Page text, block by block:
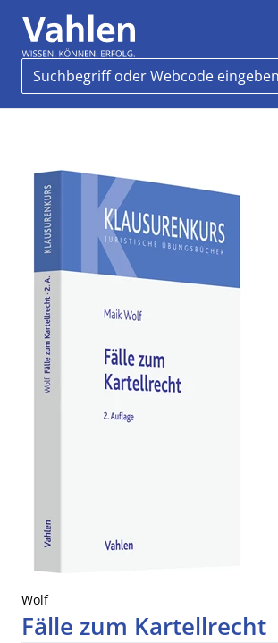
Wolf
Fälle zum Kartellrecht